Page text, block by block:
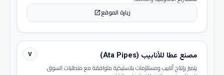
زيارة الموقعopen_in_new
٧ مصنع عطا للأنابيب (Ata Pipes)
يتميز بإنتاج أنابيب ومستلزمات بلاستيكية متوافقة مع متطلبات السوق